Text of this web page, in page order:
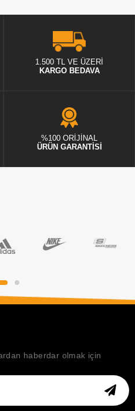
1.500 TL VE ÜZERİ
KARGO BEDAVA
%100 ORİJİNAL
ÜRÜN GARANTİSİ
haberdar olmak için